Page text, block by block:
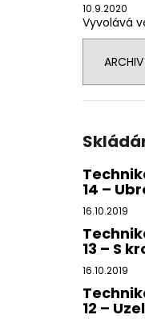
10.9.2020
Vyvolává
ARCHIV
14 –
16.10.2019
13 – S
16.10.2019
12 – Uzel